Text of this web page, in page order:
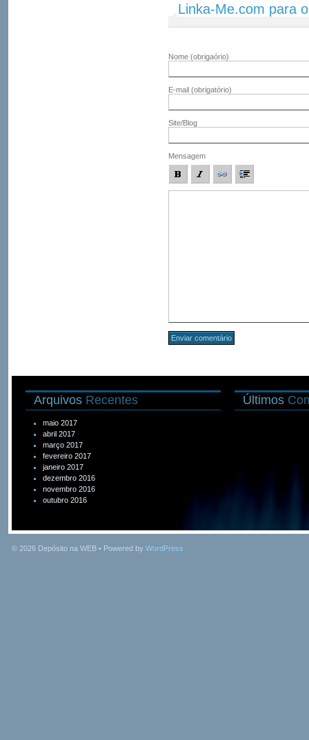
Linka-Me.com para
Nome (obrigaório)
E-mail (obrigatório)
Site/Blog
Mensagem
Arquivos Recentes
maio 2017
abril 2017
março 2017
fevereiro 2017
janeiro 2017
dezembro 2016
novembro 2016
outubro 2016
Últimos
© 2026 Depósito na WEB • Powered by WordPress